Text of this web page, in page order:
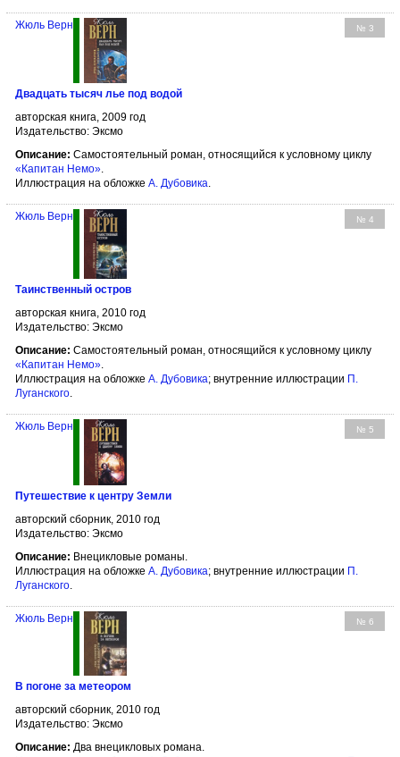
№ 3
Жюль Верн
Двадцать тысяч лье под водой
авторская книга, 2009 год
Издательство: Эксмо
Описание: Самостоятельный роман, относящийся к условному циклу
«Капитан Немо».
Иллюстрация на обложке А. Дубовика.
№ 4
Жюль Верн
Таинственный остров
авторская книга, 2010 год
Издательство: Эксмо
Описание: Самостоятельный роман, относящийся к условному циклу
«Капитан Немо»
Иллюстрация на обложке А. Дубовика; внутренние иллюстрации П.
Луганского
№ 5
Жюль Верн
Путешествие к центру Земли
авторский сборник, 2010 год
Издательство: Эксмо
Описание: Внецикловые романы.
Иллюстрация на обложке А. Дубовика; внутренние иллюстрации П.
Луганского.
№ 6
Жюль Верн
В погоне за метеором
авторский сборник, 2010 год
Издательство: Эксмо
Описание: Два внецикловых романа.